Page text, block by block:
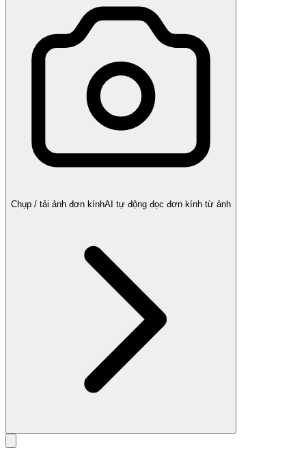
Chụp / tải ảnh đơn kínhAI tự động đọc đơn kính từ ảnh